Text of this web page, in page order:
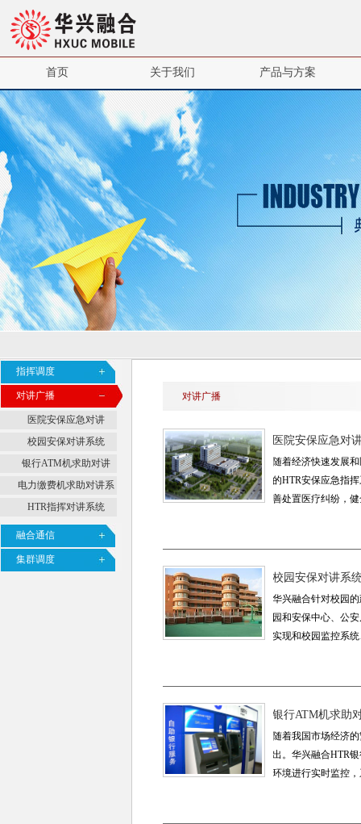
首页 关于我们 产品与方案
指挥调度
对讲广播
医院安保应急对讲
校园安保对讲系统
银行ATM机求助对讲
电力缴费机求助对讲系
统
HTR指挥对讲系统
融合通信
集群调度
对讲广播
医院安保应急对
随着经济快速发展
的HTR安保应急指
善处置医疗纠纷，
校园安保对讲系
华兴融合针对校园
园和安保中心、公
实现和校园监控系
银行ATM机求助
随着我国市场经济
出。华兴融合HTR
环境进行实时监控